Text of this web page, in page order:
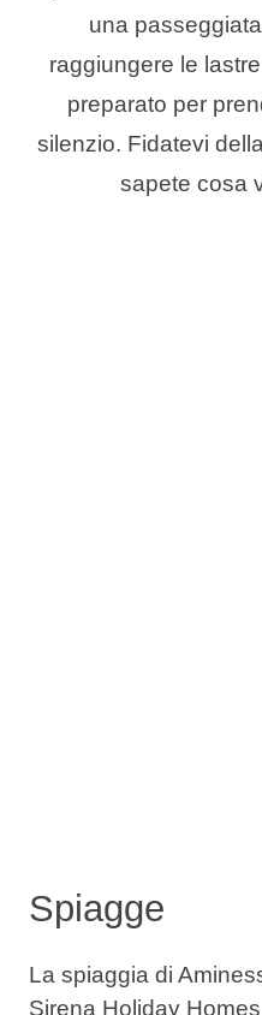
una
raggiungere le
preparato per
silenzio. Fidatevi
sapete cosa
Spiagge
La spiaggia di
Sirena Holiday